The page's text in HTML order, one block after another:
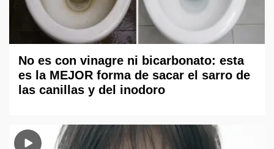
No es con vinagre ni bicarbonato: esta
es la MEJOR forma de sacar el sarro de
las canillas y del inodoro